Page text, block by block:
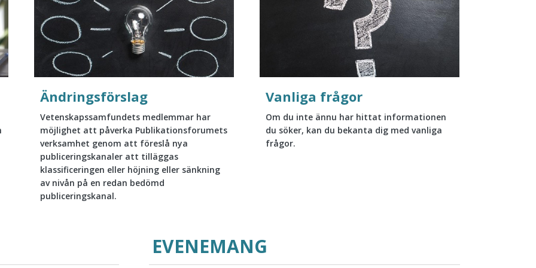
Ändringsförslag
Vetenskapssamfundets medlemmar har
möjlighet att påverka Publikationsforumets
verksamhet genom att föreslå nya
publiceringskanaler att tilläggas
klassificeringen eller höjning eller sänkning
av nivån på en redan bedömd
publiceringskanal.
Vanliga frågor
Om du inte ännu har hittat informationen
du söker, kan du bekanta dig med vanliga
frågor.
EVENEMANG